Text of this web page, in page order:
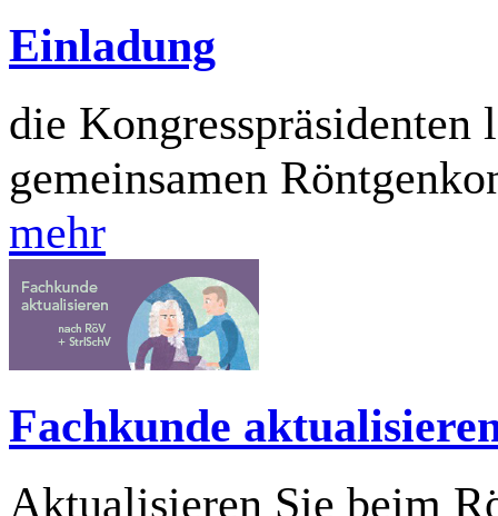
Einladung
die Kongresspräsidenten
gemeinsamen
mehr
Fachkunde
Aktualisieren Sie beim